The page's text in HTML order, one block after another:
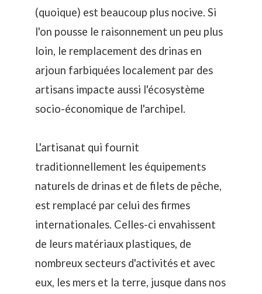
(quoique) est beaucoup plus nocive. Si
l'on pousse le raisonnement un peu plus
loin, le remplacement des drinas en
arjoun farbiquées localement par des
artisans impacte aussi l'écosystème
socio-économique de l'archipel.
L'artisanat qui fournit
traditionnellement les équipements
naturels de drinas et de filets de pêche,
est remplacé par celui des firmes
internationales. Celles-ci envahissent
de leurs matériaux plastiques, de
nombreux secteurs d'activités et avec
eux, les mers et la terre, jusque dans nos